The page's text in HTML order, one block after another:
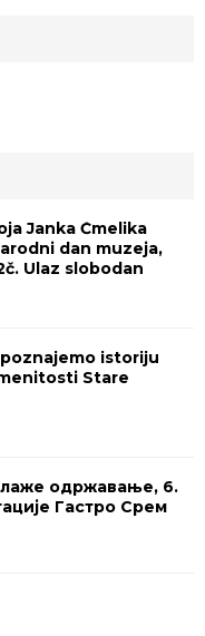
Janka Čmelika
dan muzeja,
Ulaz slobodan
istoriju
Stare
одржавање, 6.
Гастро Срем